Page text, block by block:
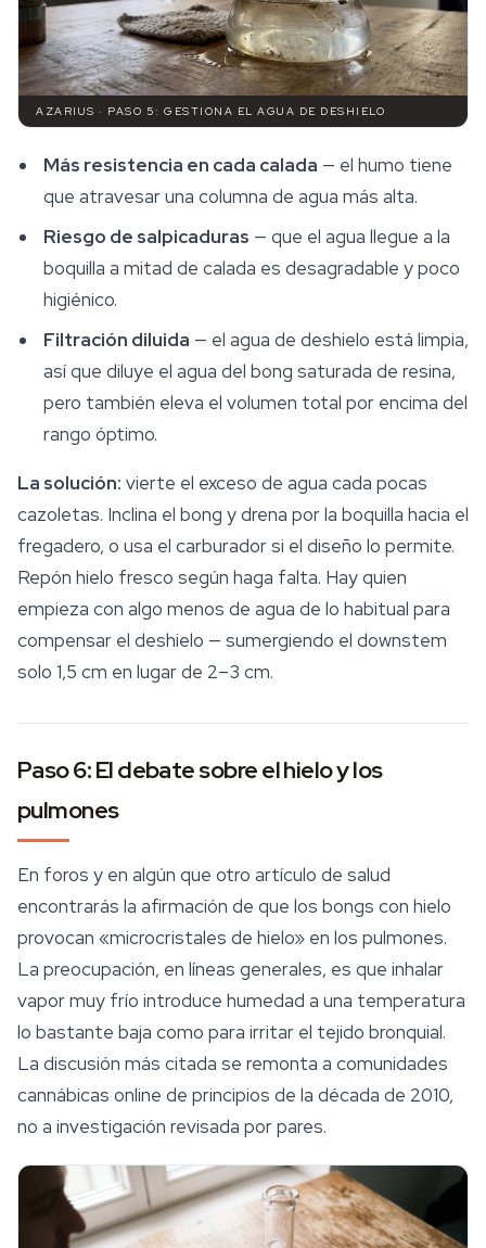
AZARIUS · PASO 5: GESTIONA EL AGUA DE DESHIELO
Más resistencia en cada calada — el humo tiene
que atravesar una columna de agua más alta.
Riesgo de salpicaduras — que el agua llegue a la
boquilla a mitad de calada es desagradable y poco
higiénico.
Filtración diluida — el agua de deshielo está limpia,
así que diluye el agua del bong saturada de resina,
pero también eleva el volumen total por encima del
rango óptimo.
La solución: vierte el exceso de agua cada pocas
cazoletas. Inclina el bong y drena por la boquilla hacia el
fregadero, o usa el carburador si el diseño lo permite.
Repón hielo fresco según haga falta. Hay quien
empieza con algo menos de agua de lo habitual para
compensar el deshielo — sumergiendo el downstem
solo 1,5 cm en lugar de 2–3 cm.
Paso 6: El debate sobre el hielo y los
pulmones
En foros y en algún que otro artículo de salud
encontrarás la afirmación de que los bongs con hielo
provocan «microcristales de hielo» en los pulmones.
La preocupación, en líneas generales, es que inhalar
vapor muy frío introduce humedad a una temperatura
lo bastante baja como para irritar el tejido bronquial.
La discusión más citada se remonta a comunidades
cannábicas online de principios de la década de 2010,
no a investigación revisada por pares.